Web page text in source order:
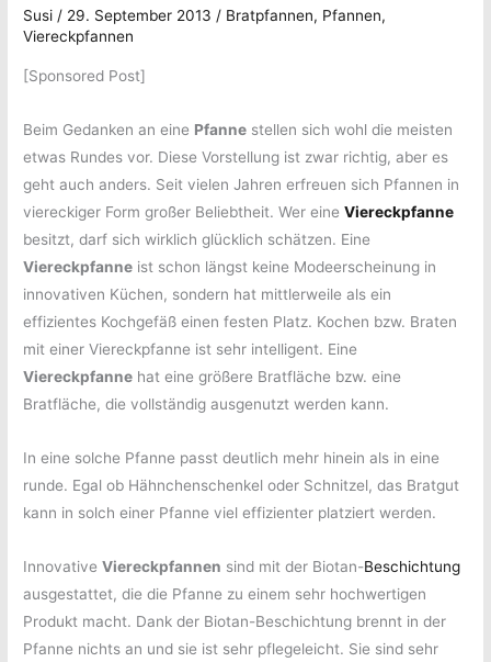
Susi / 29. September 2013 / Bratpfannen, Pfannen,
Viereckpfannen
[Sponsored Post]
Beim Gedanken an eine Pfanne stellen sich wohl die meisten
etwas Rundes vor. Diese Vorstellung ist zwar richtig, aber es
geht auch anders. Seit vielen Jahren erfreuen sich Pfannen in
viereckiger Form großer Beliebtheit. Wer eineViereckpfanne
besitzt, darf sich wirklich glücklich schätzen. Eine
Viereckpfanne ist schon längst keine Modeerscheinung in
innovativen Küchen, sondern hat mittlerweile als ein
effizientes Kochgefäß einen festen Platz. Kochen bzw. Braten
mit einer Viereckpfanne ist sehr intelligent. Eine
Viereckpfanne hat eine größere Bratfläche bzw. eine
Bratfläche, die vollständig ausgenutzt werden kann.
In eine solche Pfanne passt deutlich mehr hinein als in eine
runde. Egal ob Hähnchenschenkel oder Schnitzel, das Bratgut
kann in solch einer Pfanne viel effizienter platziert werden.
InnovativeViereckpfannen sind mit der Biotan-Beschichtung
ausgestattet, die die Pfanne zu einem sehr hochwertigen
Produkt macht. Dank der Biotan-Beschichtung brennt in der
Pfanne nichts an und sie ist sehr pflegeleicht. Sie sind sehr